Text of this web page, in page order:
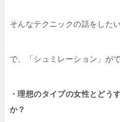
そんなテクニックの話をした
で、「シュミレーション」が
・理想のタイプの女性とどう
か？